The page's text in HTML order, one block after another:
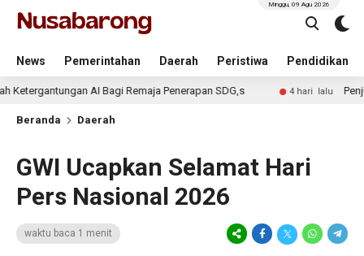
News Pemerintahan Daerah Peristiwa Pendidikan
Minggu, 09 Agu 2026
AI Bagi Remaja Penerapan SDG,s 4 hari lalu Penjualan LKS
Beranda Daerah
GWI Ucapkan Selamat Hari
Pers Nasional 2026
waktu baca 1 menit